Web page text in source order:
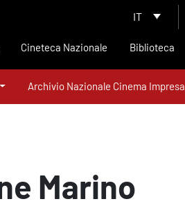
IT
Cineteca Nazionale Biblioteca
Archivio Nazionale Cinema Impresa
Marino